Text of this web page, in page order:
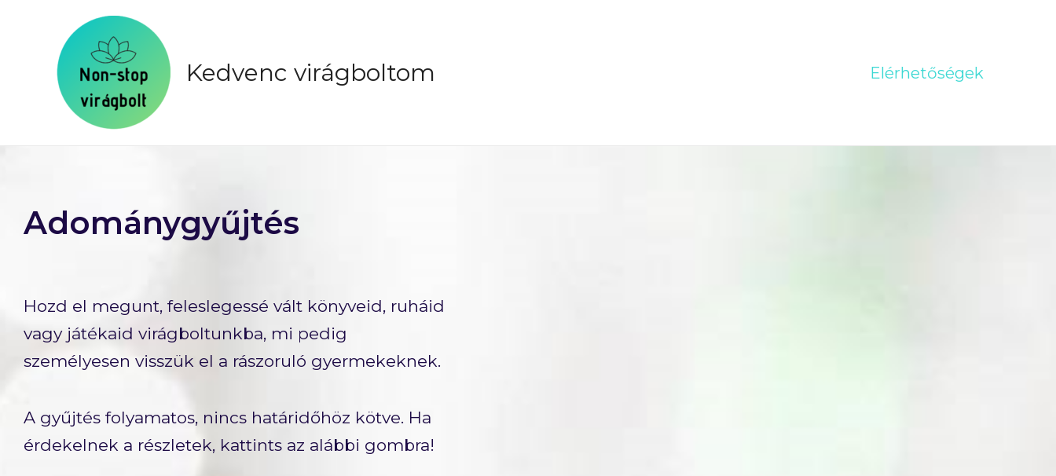
Kedvenc virágboltom Elérhetőségek
Adománygyűjtés
Hozd el megunt, feleslegessé vált könyveid, ruháid
vagy játékaid virágboltunkba, mi pedig
személyesen visszük el a rászoruló gyermekeknek.
A gyűjtés folyamatos, nincs határidőhöz kötve. Ha
érdekelnek a részletek, kattints az alábbi gombra!